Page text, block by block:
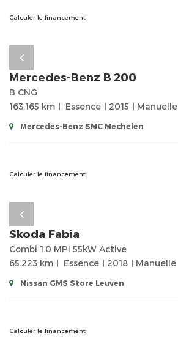
Calculer le financement
Mercedes-Benz B 200
B CNG
163.165 km
Essence 2015 Manuelle
Mercedes-Benz SMC Mechelen
Calculer le financement
Skoda Fabia
Combi 1.0 MPI 55kW Active
65.223 km
Essence 2018 Manuelle
Nissan GMS Store Leuven
Calculer le financement